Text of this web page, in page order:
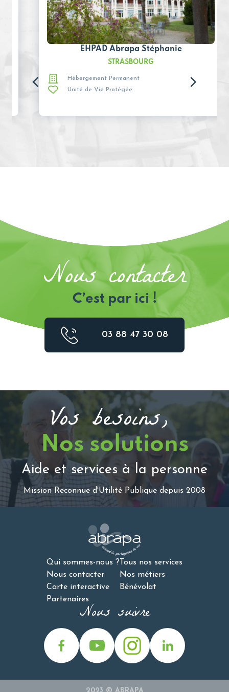
EHPAD Abrapa Stéphanie
STRASBOURG
Hébergement Permanent
Unité de Vie Protégée
Nous contacter
C’est par ici !
03 88 47 30 08
Vos besoins,
Nos solutions
Aide et services à la personne
Mission Reconnue d'Utilité Publique depuis 2008
Qui sommes-nous ?
Nous contacter
Carte interactive
Partenaires
Tous nos services
Nos métiers
Bénévolat
Nous suivre